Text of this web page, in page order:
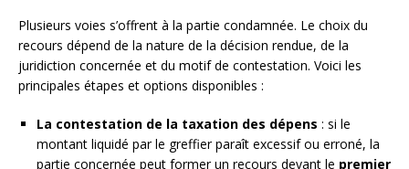
Plusieurs voies s’offrent à la partie condamnée. Le choix du
recours dépend de la nature de la décision rendue, de la
juridiction concernée et du motif de contestation. Voici les
principales étapes et options disponibles :
La contestation de la taxation des dépens : si le
montant liquidé par le greffier paraît excessif ou erroné, la
partie concernée peut former un recours devant le premier